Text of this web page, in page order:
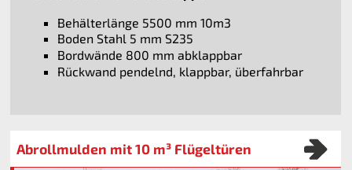
Behälterlänge 5500 mm 10m3
Boden Stahl 5 mm S235
Bordwände 800 mm abklappbar
Rückwand pendelnd, klappbar, überfahrbar
Abrollmulden mit 10 m³ Flügeltüren